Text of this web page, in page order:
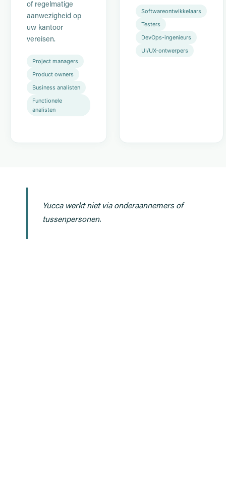
of regelmatige
aanwezigheid op
uw kantoor
vereisen.
Project managers
Product owners
Business analisten
Functionele
analisten
Softwareontwikkelaars
Testers
DevOps-ingenieurs
UI/UX-ontwerpers
Yucca werkt niet via onderaannemers of
tussenpersonen.